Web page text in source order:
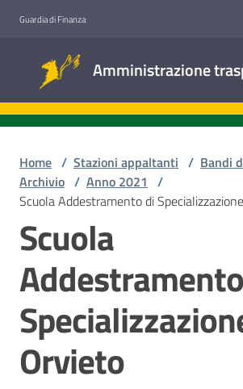
Guardia di Finanza
Amministrazione
trasparente
civico
Stazioni
appaltanti
Home / Stazioni appaltanti / Bandi
Archivio / Anno 2021 /
Scuola Addestramento di
Scuola
Orvieto